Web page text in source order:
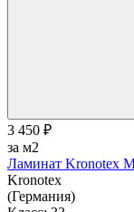
3 450 ₽
за м2
Ламинат Kronotex
Kronotex
(Германия)